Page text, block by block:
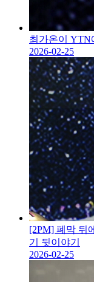
최가온이 YTN
2026-02-25
[2PM] 폐막 뒤
기 뒷이야기
2026-02-25